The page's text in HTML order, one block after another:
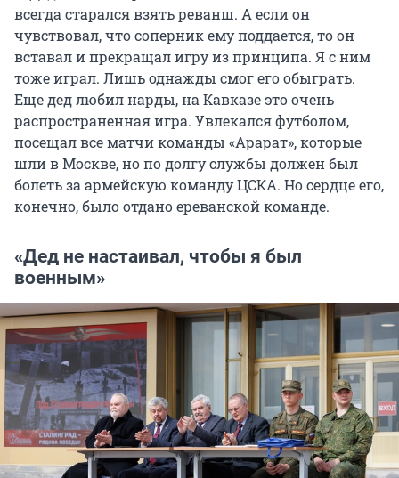
всегда старался взять реванш. А если он
чувствовал, что соперник ему поддается, то он
вставал и прекращал игру из принципа. Я с ним
тоже играл. Лишь однажды смог его обыграть.
Еще дед любил нарды, на Кавказе это очень
распространенная игра. Увлекался футболом,
посещал все матчи команды «Арарат», которые
шли в Москве, но по долгу службы должен был
болеть за армейскую команду ЦСКА. Но сердце его,
конечно, было отдано ереванской команде.
«Дед не настаивал, чтобы я был
военным»